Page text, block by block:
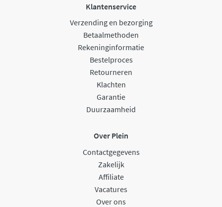
Klantenservice
Verzending en bezorging
Betaalmethoden
Rekeninginformatie
Bestelproces
Retourneren
Klachten
Garantie
Duurzaamheid
Over Plein
Contactgegevens
Zakelijk
Affiliate
Vacatures
Over ons